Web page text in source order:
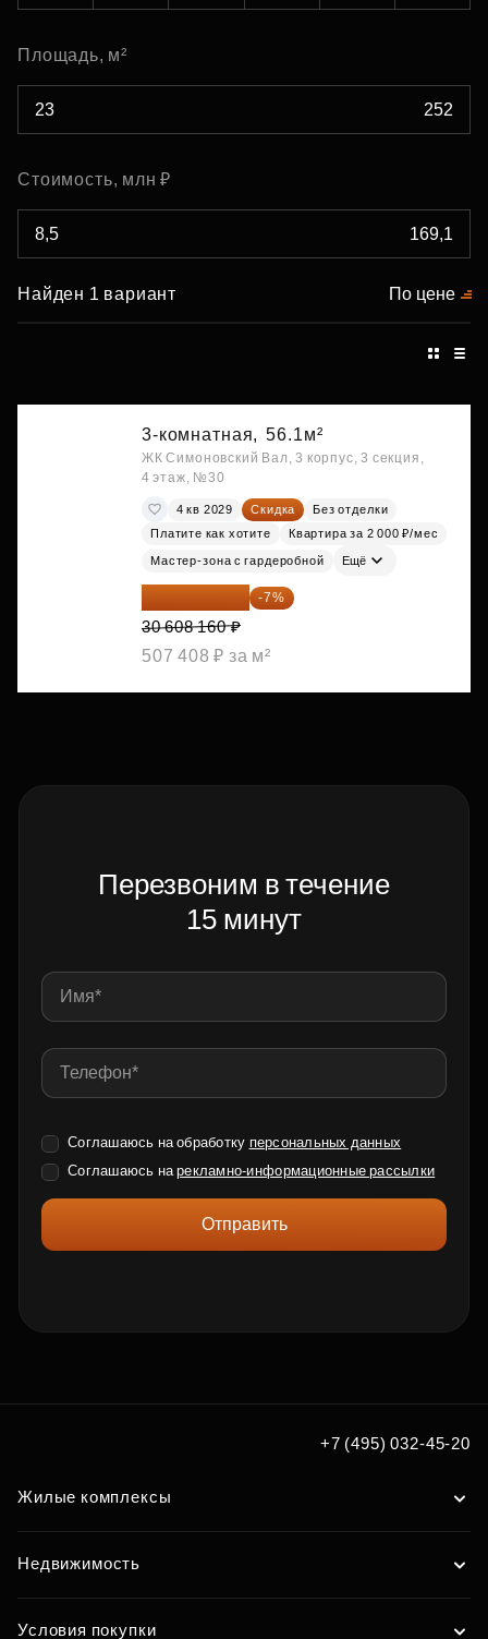
Площадь, м²
Стоимость, млн ₽
Найден 1 вариант По цене
3-комнатная, 56.1м²
ЖК Симоновский Вал, 3 корпус, 3 секция,
4 этаж, №30
4 кв 2029 Скидка
Без отделки
Платите как хотите
Квартира за 2 000 ₽/мес
Мастер-зона с гардеробной Ещё
28 465 589 ₽ -7%
30 608 160 ₽
507 408 ₽ за м²
Перезвоним в течение
15 минут
Соглашаюсь на обработку персональных данных
Соглашаюсь нарекламно-информационные рассылки
Отправить
+7 (495) 032-45-20
Жилые комплексы
Недвижимость
Условия покупки